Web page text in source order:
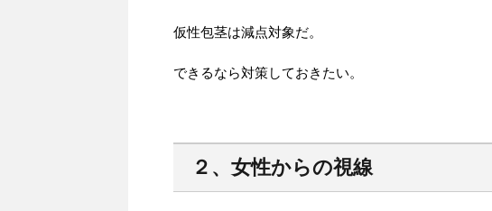
仮性包茎は減点対象だ。
できるなら対策しておきたい。
２、女性からの視線